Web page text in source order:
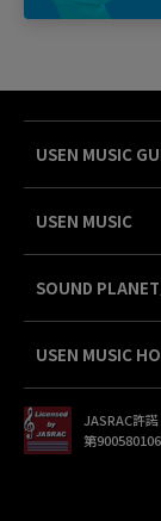
USEN MUSIC
USEN MUSIC
SOUND
USEN MUSIC
JASRAC許諾
第